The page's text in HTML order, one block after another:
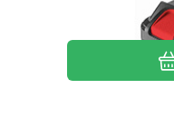
Li-Ion 2Ah –
každé nářadí